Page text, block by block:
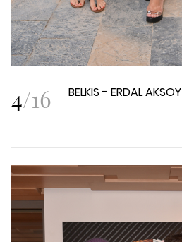
4/16 BELKIS - ERDAL AKSOY